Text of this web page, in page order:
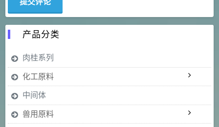
产品分类
肉桂系列
化工原料
中间体
兽用原料